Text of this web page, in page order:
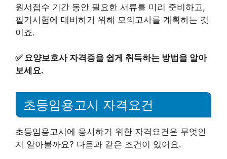
원서접수 기간 동안 필요한 서류를 미리 준비하고,
필기시험에 대비하기 위해 모의고사를 계획하는 것
이죠.
✅ 요양보호사 자격증을 쉽게 취득하는 방법을 알아
보세요.
초등임용고시 자격요건
초등임용고시에 응시하기 위한 자격요건은 무엇인
지 알아볼까요? 다음과 같은 조건이 있어요.